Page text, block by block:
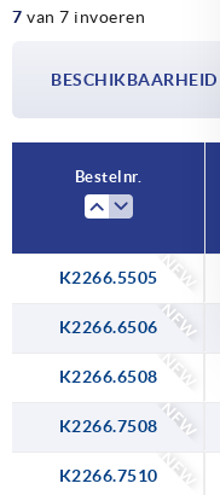
M6
M10
7 van 7 invoeren
BESCHIKBAARHEID
Bestelnr.
NEW
K2266.5505
NEW
K2266.6506
NEW
K2266.6508
NEW
K2266.7508
NEW
K2266.7510